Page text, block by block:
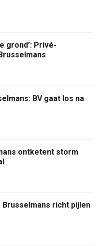
grond’: Privé-
BV gaat los na
ontketent storm
Brusselmans richt pijlen